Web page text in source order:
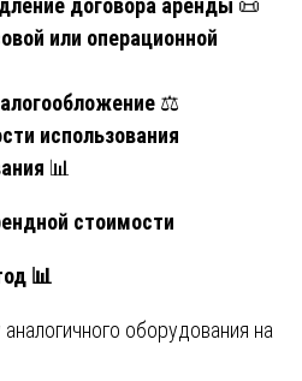
договора аренды 📜
или операционной
⚖
использования
📊
стоимости
📊
оборудования на